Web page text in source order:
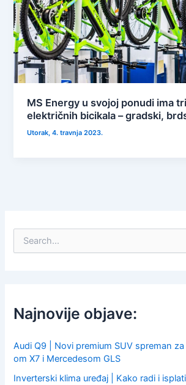
MS Energy u svojoj ponudi ima
električnih bicikala – gradski,
Utorak, 4. travnja 2023.
f
o
:
Najnovije objave:
Audi Q9 | Novi premium SUV spreman
om X7 i Mercedesom GLS
Inverterski klima uređaj | Kako radi i